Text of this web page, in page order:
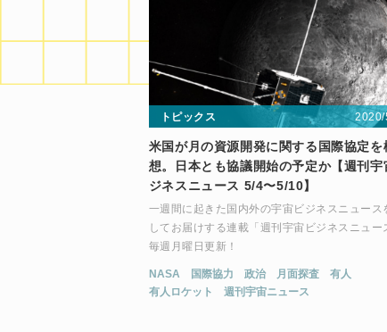
トピックス 2020/
米国が月の資源開発に関する国際協定を
想。日本とも協議開始の予定か【週刊宇
ジネスニュース 5/4〜5/10】
一週間に起きた国内外の宇宙ビジネスニュース
してお届けする連載「週刊宇宙ビジネスニュー
毎週月曜日更新！
NASA 国際協力 政治 月面探査
有人
有人ロケット
週刊宇宙ニュース